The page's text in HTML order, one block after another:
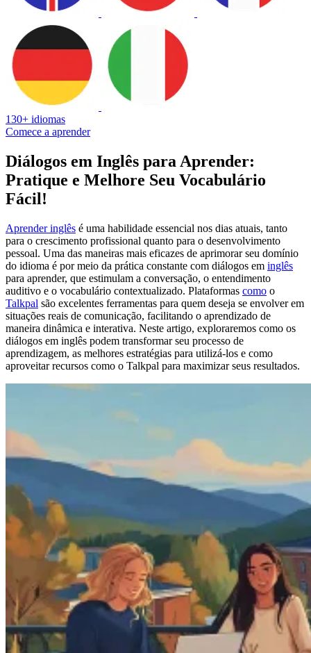
130+ idiomas
Comece a aprender
Diálogos em Inglês para Aprender:
Pratique e Melhore Seu Vocabulário
Fácil!
Aprender inglês é uma habilidade essencial nos dias atuais, tanto
para o crescimento profissional quanto para o desenvolvimento
pessoal. Uma das maneiras mais eficazes de aprimorar seu domínio
do idioma é por meio da prática constante com diálogos em inglês
para aprender, que estimulam a conversação, o entendimento
auditivo e o vocabulário contextualizado. Plataformas como o
Talkpal são excelentes ferramentas para quem deseja se envolver em
situações reais de comunicação, facilitando o aprendizado de
maneira dinâmica e interativa. Neste artigo, exploraremos como os
diálogos em inglês podem transformar seu processo de
aprendizagem, as melhores estratégias para utilizá-los e como
aproveitar recursos como o Talkpal para maximizar seus resultados.